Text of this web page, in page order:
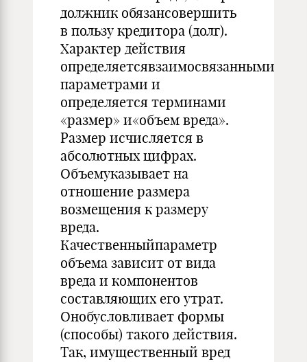
должник обязансовершить
в пользу кредитора (долг).
Характер действия
определяетсявзаимосвязанными
параметрами и
определяется терминами
«размер» и«объем вреда».
Размер исчисляется в
абсолютных цифрах.
Объемуказывает на
отношение размера
возмещения к размеру
вреда.
Качественныйпараметр
объема зависит от вида
вреда и компонентов
составляющих его утрат.
Онобусловливает формы
(способы) такого действия.
Так, имущественный вред